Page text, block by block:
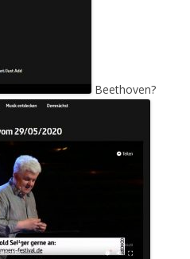
Beethoven?